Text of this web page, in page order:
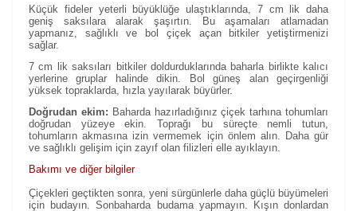
Küçük fideler yeterli büyüklüğe ulaştıklarında, 7 cm lik daha
geniş saksılara alarak şaşırtın. Bu aşamaları atlamadan
yapmanız, sağlıklı ve bol çiçek açan bitkiler yetiştirmenizi
sağlar.
7 cm lik saksıları bitkiler doldurduklarında baharla birlikte kalıcı
yerlerine gruplar halinde dikin. Bol güneş alan geçirgenliği
yüksek topraklarda, hızla yayılarak büyürler.
Doğrudan ekim: Baharda hazırladığınız çiçek tarhına tohumları
doğrudan yüzeye ekin. Toprağı bu süreçte nemli tutun,
tohumların akmasına izin vermemek için önlem alın. Daha gür
ve sağlıklı gelişim için zayıf olan filizleri elle ayıklayın.
Bakımı ve diğer bilgiler
Çiçekleri geçtikten sonra, yeni sürgünlerle daha güçlü büyümeleri
için budayın. Sonbaharda budama yapmayın. Kışın donlardan